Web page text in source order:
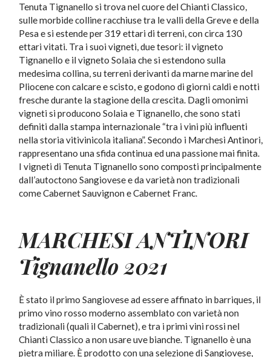
Tenuta Tignanello si trova nel cuore del Chianti Classico,
sulle morbide colline racchiuse tra le valli della Greve e della
Pesa e si estende per 319 ettari di terreni, con circa 130
ettari vitati. Tra i suoi vigneti, due tesori: il vigneto
Tignanello e il vigneto Solaia che si estendono sulla
medesima collina, su terreni derivanti da marne marine del
Pliocene con calcare e scisto, e godono di giorni caldi e notti
fresche durante la stagione della crescita. Dagli omonimi
vigneti si producono Solaia e Tignanello, che sono stati
definiti dalla stampa internazionale “tra i vini più influenti
nella storia vitivinicola italiana”. Secondo i Marchesi Antinori,
rappresentano una sfida continua ed una passione mai finita.
I vigneti di Tenuta Tignanello sono composti principalmente
dall’autoctono Sangiovese e da varietà non tradizionali
come Cabernet Sauvignon e Cabernet Franc.
MARCHESI ANTINORI
Tignanello 2021
È stato il primo Sangiovese ad essere affinato in barriques, il
primo vino rosso moderno assemblato con varietà non
tradizionali (quali il Cabernet), e tra i primi vini rossi nel
Chianti Classico a non usare uve bianche. Tignanello è una
pietra miliare. È prodotto con una selezione di Sangiovese,